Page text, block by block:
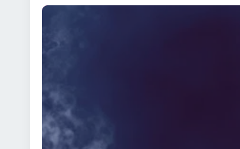
final. În
Această
horror, cât și
lupta împotriva
intensă, care
suspans de
solidă și un